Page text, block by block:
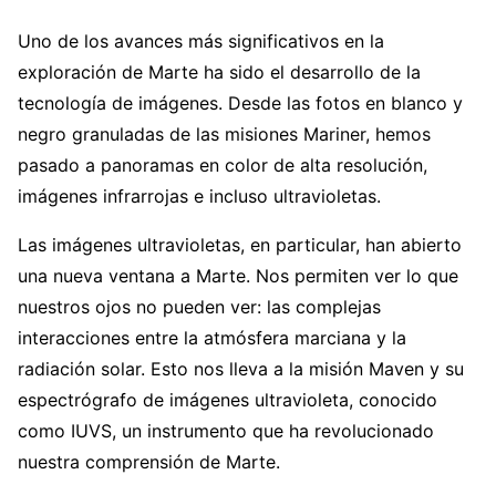
Uno de los avances más significativos en la
exploración de Marte ha sido el desarrollo de la
tecnología de imágenes. Desde las fotos en blanco y
negro granuladas de las misiones Mariner, hemos
pasado a panoramas en color de alta resolución,
imágenes infrarrojas e incluso ultravioletas.
Las imágenes ultravioletas, en particular, han abierto
una nueva ventana a Marte. Nos permiten ver lo que
nuestros ojos no pueden ver: las complejas
interacciones entre la atmósfera marciana y la
radiación solar. Esto nos lleva a la misión Maven y su
espectrógrafo de imágenes ultravioleta, conocido
como IUVS, un instrumento que ha revolucionado
nuestra comprensión de Marte.